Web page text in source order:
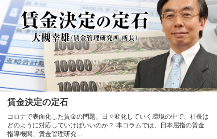
賃金決定の定石
コロナで表面化した賃金の問題。日々変化していく環境の中で、社長は
どのように対応していけばいいのか？ 本コラムでは、日本屈指の賃金
指導機関、賃金管理研究…